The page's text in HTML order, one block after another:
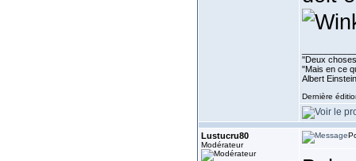
''Deux
"Mais en ce
Albert
Dernière
Lustucru80
Modérateur